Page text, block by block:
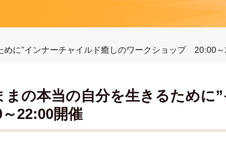
めに”インナーチャイルド癒しのワークショップ 20:00
まの本当の自分を生きるために
22:00開催